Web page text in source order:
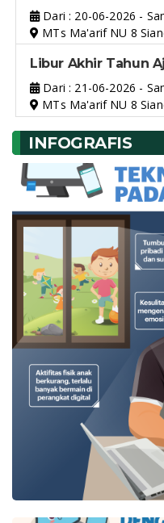
Dari : 20-06-2026 -
MTs Ma'arif NU 8
Libur Akhir Tahun
Dari : 21-06-2026 -
MTs Ma'arif NU 8
INFOGRAFIS